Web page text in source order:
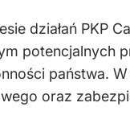
działań
potencjalnych
państwa.
oraz